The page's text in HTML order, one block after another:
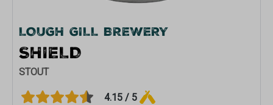
LOUGH GILL BREWERY
SHIELD
STOUT
4.15 / 5